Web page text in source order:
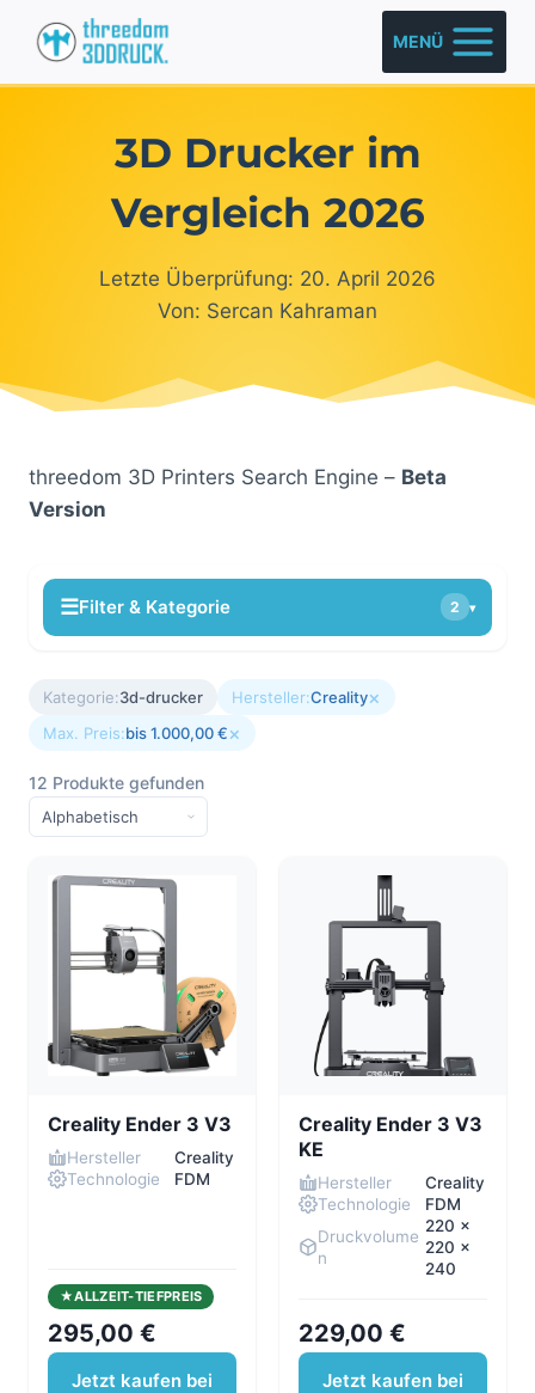
Inhalt
springen
MENÜ
3D Drucker im
Vergleich 2026
Letzte Überprüfung: 20. April 2026
Von: Sercan Kahraman
threedom 3D Printers Search Engine – Beta
Version
☰Filter & Kategorie 2 ▾
Kategorie:3d-drucker Hersteller:Creality×
Max. Preis:bis 1.000,00 €×
12 Produkte gefunden
Creality Ender 3 V3
Hersteller
Creality
Technologie
FDM
ALLZEIT-TIEFPREIS
295,00 €
Jetzt kaufen bei
Creality Ender 3 V3
KE
Hersteller
Creality
Technologie
FDM
Druckvolume
n
220 x
220 x
240
229,00 €
Jetzt kaufen bei